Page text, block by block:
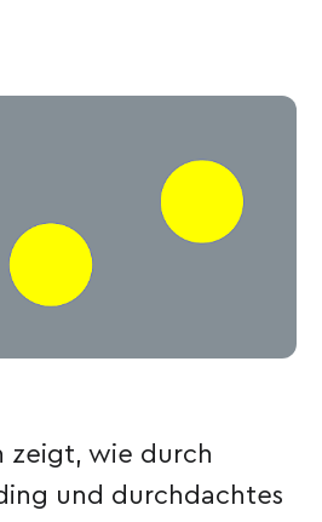
zeigt, wie durch
und durchdachtes